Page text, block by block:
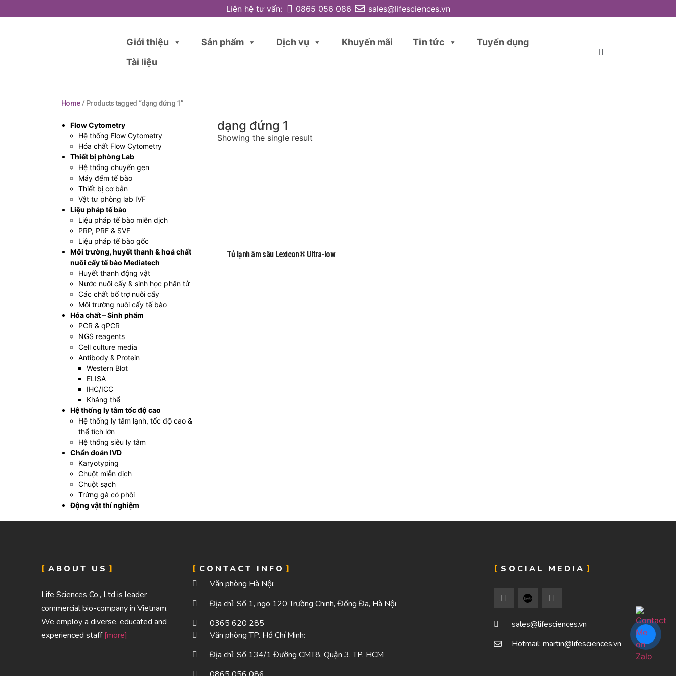
Liên hệ tư vấn: 0865 056 086 sales@lifesciences.vn
Giới thiệu Sản phẩm Dịch vụ Khuyến mãi Tin tức
Tuyển dụng
Tài liệu
Home/ Products tagged “dạng đứng 1”
Flow Cytometry
Hệ thống Flow Cytometry
Hóa chất Flow Cytometry
Thiết bị phòng Lab
Hệ thống chuyển gen
Máy đếm tế bào
Thiết bị cơ bản
Vật tư phòng lab IVF
Liệu pháp tế bào
Liệu pháp tế bào miễn dịch
PRP, PRF & SVF
Liệu pháp tế bào gốc
Môi trường, huyết thanh & hoá chất
nuôi cấy tế bào Mediatech
Huyết thanh động vật
Nước nuôi cấy & sinh học phân tử
Các chất bổ trợ nuôi cấy
Môi trường nuôi cấy tế bào
Hóa chất – Sinh phẩm
PCR & qPCR
NGS reagents
Cell culture media
Antibody & Protein
Western Blot
ELISA
IHC/ICC
Kháng thể
Hệ thống ly tâm tốc độ cao
Hệ thống ly tâm lạnh, tốc độ cao &
thể tích lớn
Hệ thống siêu ly tâm
Chẩn đoán IVD
Karyotyping
Chuột miễn dịch
Chuột sạch
Trứng gà có phôi
Động vật thí nghiệm
dạng đứng 1
Showing the single result
Tủ lạnh âm sâu Lexicon® Ultra-low
ABOUT US
Life Sciences Co., Ltd is leader
commercial bio-company in Vietnam.
We employ a diverse, educated and
experienced staff[more]
CONTACT INFO
Văn phòng Hà Nội:
Địa chỉ: Số 1, ngõ 120 Trường Chinh, Đống Đa, Hà Nội
0365 620 285
Văn phòng TP. Hồ Chí Minh:
Địa chỉ: Số 134/1 Đường CMT8, Quận 3, TP. HCM
SOCIAL MEDIA
sales@lifesciences.vn
Hotmail: martin@lifesciences.vn